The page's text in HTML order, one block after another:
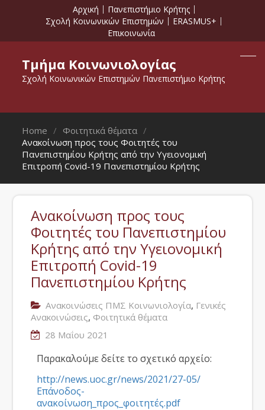
Αρχική
Πανεπιστήμιο Κρήτης
Σχολή Κοινωνικών Επιστημών
ERASMUS+
Επικοινωνία
Τμήμα Κοινωνιολογίας
Σχολή Κοινωνικών Επιστημών Πανεπιστήμιο Κρήτης
Home
Φοιτητικά θέματα
Ανακοίνωση προς τους Φοιτητές του
Πανεπιστημίου Κρήτης από την Υγειονομική
Επιτροπή Covid-19 Πανεπιστημίου Κρήτης
Ανακοίνωση προς τους
Φοιτητές του Πανεπιστημίου
Κρήτης από την Υγειονομική
Επιτροπή Covid-19
Πανεπιστημίου Κρήτης
Ανακοινώσεις ΠΜΣ Κοινωνιολογία, Γενικές
Ανακοινώσεις, Φοιτητικά θέματα
28 Μαΐου 2021
Παρακαλούμε δείτε το σχετικό αρχείο:
http://news.uoc.gr/news/2021/27-05/
Επάνοδος-
ανακοίνωση_προς_φοιτητές.pdf